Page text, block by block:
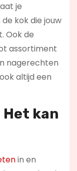
je
kok die jouw
Ook de
assortiment
nagerechten
altijd een
Het kan
in en